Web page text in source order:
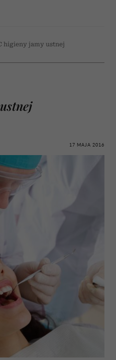
higieny jamy ustnej
17 MAJA 2016